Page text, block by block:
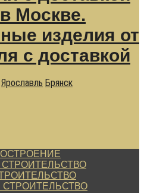
Ярославль Брянск